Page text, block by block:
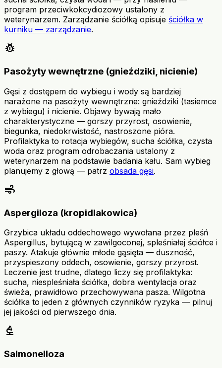
program przeciwkokcydiozowy ustalony z
weterynarzem. Zarządzanie ściółką opisuje ściółka w
kurniku — zarządzanie.
pest_control
Pasożyty wewnętrzne (gnieździki, nicienie)
Gęsi z dostępem do wybiegu i wody są bardziej
narażone na pasożyty wewnętrzne: gnieździki (tasiemce
z wybiegu) i nicienie. Objawy bywają mało
charakterystyczne — gorszy przyrost, osowienie,
biegunka, niedokrwistość, nastroszone pióra.
Profilaktyka to rotacja wybiegów, sucha ściółka, czysta
woda oraz program odrobaczania ustalony z
weterynarzem na podstawie badania kału. Sam wybieg
planujemy z głową — patrz obsada gęsi.
air
Aspergiloza (kropidlakowica)
Grzybica układu oddechowego wywołana przez pleśń
Aspergillus, bytującą w zawilgoconej, spleśniałej ściółce i
paszy. Atakuje głównie młode gąsięta — duszność,
przyspieszony oddech, osowienie, gorszy przyrost.
Leczenie jest trudne, dlatego liczy się profilaktyka:
sucha, niespleśniała ściółka, dobra wentylacja oraz
świeża, prawidłowo przechowywana pasza. Wilgotna
ściółka to jeden z głównych czynników ryzyka — pilnuj
jej jakości od pierwszego dnia.
biotech
Salmonelloza